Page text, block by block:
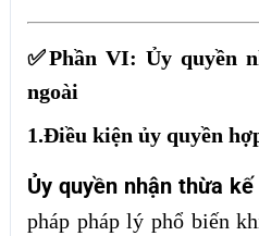
✅Phần VI: Ủy quyền
ngoài
1.Điều kiện ủy quyền
Ủy quyền nhận thừa
pháp pháp lý phổ biến